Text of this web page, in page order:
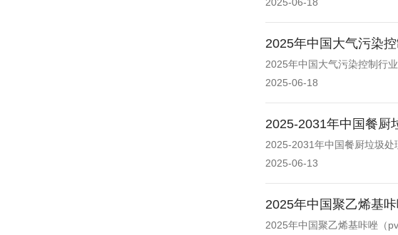
2025年中国大气污染
2025年中国大气污染控制行
2025-06-18
2025-2031年中国餐厨
2025-2031年中国餐厨垃圾
2025-06-13
2025年中国聚乙烯基
2025年中国聚乙烯基咔唑（